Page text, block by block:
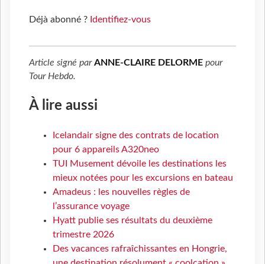
Déjà abonné ? Identifiez-vous
Article signé parANNE-CLAIRE DELORME pour
Tour Hebdo.
À lire aussi
Icelandair signe des contrats de location
pour 6 appareils A320neo
TUI Musement dévoile les destinations les
mieux notées pour les excursions en bateau
Amadeus : les nouvelles règles de
l’assurance voyage
Hyatt publie ses résultats du deuxième
trimestre 2026
Des vacances rafraîchissantes en Hongrie,